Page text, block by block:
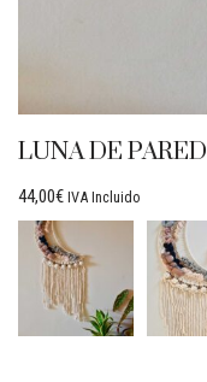
LUNA DE PARED
44,00€ IVA Incluido